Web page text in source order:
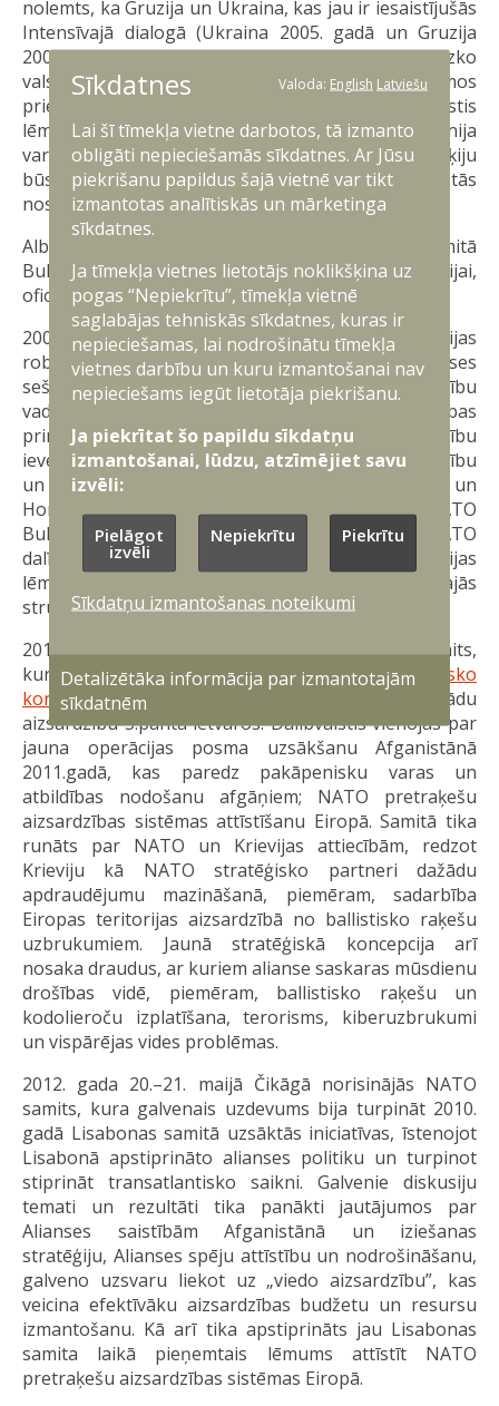
nolemts, ka Gruzija un Ukraina, kas jau ir iesaistījušās
Intensīvajā dialogā (Ukraina 2005. gadā un Gruzija
2006. gadā), tiks uzņemtas NATO sastāvā, līdzko
valstis būs izpildījušas visus nepieciešamos
priekšnosacījumus. Bukarestes samitā NATO valstis
lēma, ka Bijusī Dienvidslāvijas Republika Maķedonija
varēs pievienoties aliansei, līdz ko tā kopā ar Grieķiju
būs atrisinājusi strīdīgo jautājumu par tās
nosaukumu.
Albānija un Horvātija, kas 2008. gada NATO samitā
Bukarestē tika uzaicinātas pievienoties organizācijai,
oficiāli kļuva par dalībvalstīm 2009. gada aprīlī.
2009. gada NATO samitā Francijas un Vācijas
robežpilsētās Strasbūrā un Kēlā tika atzīmēta alianses
sešdesmitā gadadiena. Samitā valstu un valdību
vadītāji no jauna vienojās par alianses nedalāmības
principu, pamatprincipu un kopīgo vērtību
ievērošanu, tālākas transformācijas nepieciešamību
un atvērto durvju politikas īstenošanu. Albānija un
Horvātija pēc uzaicinājuma pievienoties NATO
Bukarestes samitā oficiāli kļuva par NATO
dalībvalstīm. Samitā laikā tika apsveikts Francijas
lēmums par pilnīgu atgriešanos alianses militārajās
struktūrās.
2010. gada novembrī Lisabonā notika NATO samits,
kurā valstis apstiprināja alianses jaunoStratēģisko
koncepciju, kas garantē visu dalībvalstu vienādu
aizsardzību 5.panta ietvaros. Dalībvalstis vienojās par
jauna operācijas posma uzsākšanu Afganistānā
2011.gadā, kas paredz pakāpenisku varas un
atbildības nodošanu afgāņiem; NATO pretraķešu
aizsardzības sistēmas attīstīšanu Eiropā. Samitā tika
runāts par NATO un Krievijas attiecībām, redzot
Krieviju kā NATO stratēģisko partneri dažādu
apdraudējumu mazināšanā, piemēram, sadarbība
Eiropas teritorijas aizsardzībā no ballistisko raķešu
uzbrukumiem. Jaunā stratēģiskā koncepcija arī
nosaka draudus, ar kuriem alianse saskaras mūsdienu
drošības vidē, piemēram, ballistisko raķešu un
kodolieroču izplatīšana, terorisms, kiberuzbrukumi
un vispārējas vides problēmas.
2012. gada 20.–21. maijā Čikāgā norisinājās NATO
samits, kura galvenais uzdevums bija turpināt 2010.
gadā Lisabonas samitā uzsāktās iniciatīvas, īstenojot
Lisabonā apstiprināto alianses politiku un turpinot
stiprināt transatlantisko saikni. Galvenie diskusiju
temati un rezultāti tika panākti jautājumos par
Alianses saistībām Afganistānā un iziešanas
stratēģiju, Alianses spēju attīstību un nodrošināšanu,
galveno uzsvaru liekot uz „viedo aizsardzību”, kas
veicina efektīvāku aizsardzības budžetu un resursu
izmantošanu. Kā arī tika apstiprināts jau Lisabonas
samita laikā pieņemtais lēmums attīstīt NATO
pretraķešu aizsardzības sistēmas Eiropā.
Sīkdatnes Valoda: English Latviešu
Lai šī tīmekļa vietne darbotos, tā izmanto
obligāti nepieciešamās sīkdatnes. Ar Jūsu
piekrišanu papildus šajā vietnē var tikt
izmantotas analītiskās un mārketinga
sīkdatnes.
Ja tīmekļa vietnes lietotājs noklikšķina uz
pogas “Nepiekrītu”, tīmekļa vietnē
saglabājas tehniskās sīkdatnes, kuras ir
nepieciešamas, lai nodrošinātu tīmekļa
vietnes darbību un kuru izmantošanai nav
nepieciešams iegūt lietotāja piekrišanu.
Ja piekrītat šo papildu sīkdatņu
izmantošanai, lūdzu, atzīmējiet savu
izvēli:
Pielāgot
izvēli
Nepiekrītu Piekrītu
Sīkdatņu izmantošanas noteikumi
Detalizētāka informācija par izmantotajām
sīkdatnēm